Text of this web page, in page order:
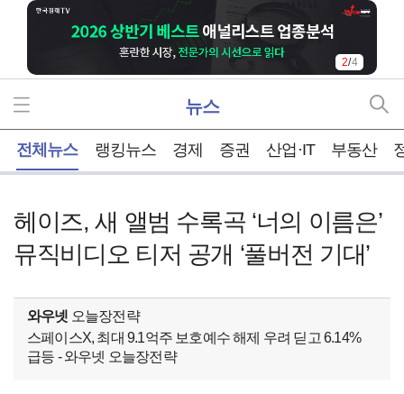
2/4
뉴스
전체뉴스 랭킹뉴스 경제 증권 산업·IT 부동산
헤이즈, 새 앨범 수록곡 ‘너의 이름은’
뮤직비디오 티저 공개 ‘풀버전 기대’
와우넷 오늘장전략
스페이스X, 최대 9.1억주 보호예수 해제 우려 딛고 6.14%
급등 - 와우넷 오늘장전략